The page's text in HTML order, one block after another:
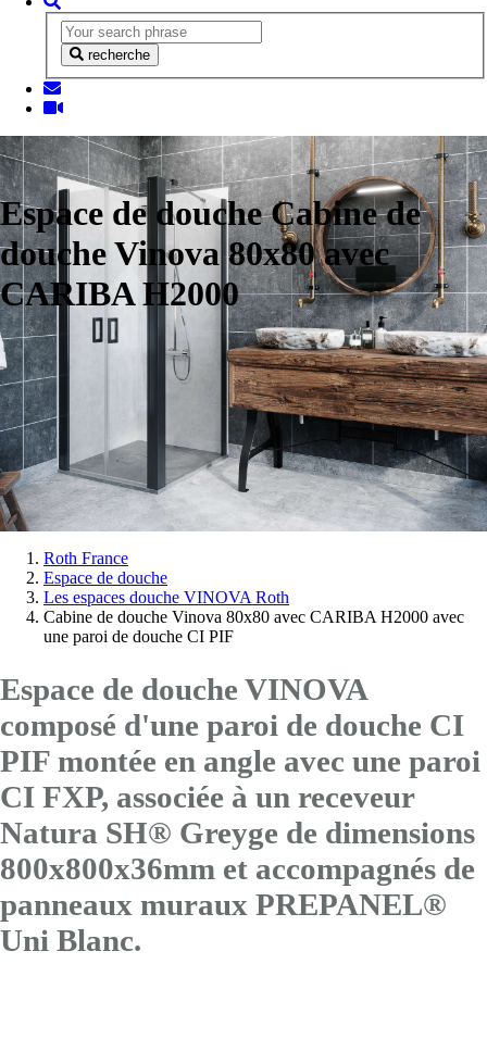
recherche
Espace de douche Cabine de
douche Vinova 80x80 avec
CARIBA H2000
Vous
êtes
Roth France
Espace de douche
Les espaces douche VINOVA Roth
Cabine de douche Vinova 80x80 avec CARIBA H2000 avec
une paroi de douche CI PIF
Espace de douche VINOVA
composé d'une paroi de douche CI
PIF montée en angle avec une paroi
CI FXP, associée à un receveur
Natura SH® Greyge de dimensions
800x800x36mm et accompagnés de
panneaux muraux PREPANEL®
Uni Blanc.